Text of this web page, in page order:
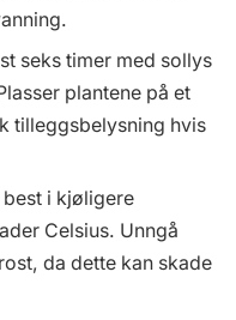
seks timer med sollys
plantene på et
tilleggsbelysning hvis
i kjøligere
Celsius. Unngå
da dette kan skade